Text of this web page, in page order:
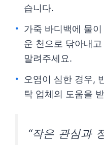
습니다.
가죽 바디백에 물
운 천으로 닦아내
말려주세요.
오염이 심한 경우,
탁 업체의 도움을
“작은 관심과